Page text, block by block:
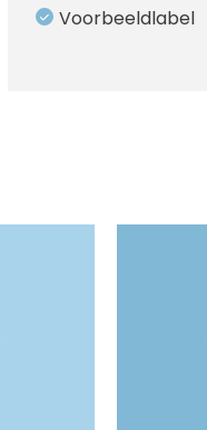
Voorbeeldlabel